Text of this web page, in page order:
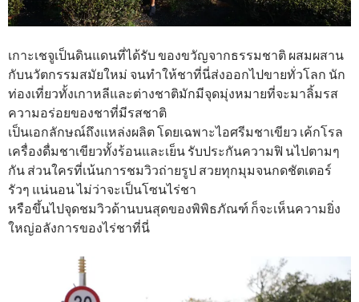
เกาะเชจูเป็นดินแดนที่ได้รับ ของขวัญจากธรรมชาติ ผสมผสาน
กับนวัตกรรมสมัยใหม่ จนทำให้ชาที่นี่ส่งออกไปขายทั่วโลก นัก
ท่องเที่ยวทั้งเกาหลีและต่างชาติมักมีจุดมุ่งหมายที่จะมาลิ้มรส
ความอร่อยของชาที่มีรสชาติ
เป็นเอกลักษณ์ถึงแหล่งผลิต โดยเฉพาะไอศรีมชาเขียว เค้กโรล
เครื่องดื่มชาเขียวทั้งร้อนและเย็น รับประกันความฟิ นไปตามๆ
กัน ส่วนใครที่เน้นการชมวิวถ่ายรูป สวยทุกมุมจนกดชัตเตอร์
รัวๆ แน่นอน ไม่ว่าจะเป็นโซนไร่ชา
หรือขึ้นไปจุดชมวิวด้านบนสุดของพิพิธภัณฑ์ ก็จะเห็นความยิ่ง
ใหญ่อลังการของไร่ชาที่นี่